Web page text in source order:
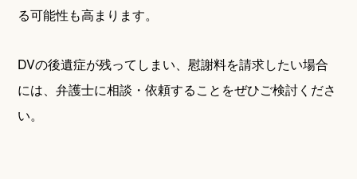
る可能性も高まります。
DVの後遺症が残ってしまい、慰謝料を請求したい場合
には、弁護士に相談・依頼することをぜひご検討くださ
い。